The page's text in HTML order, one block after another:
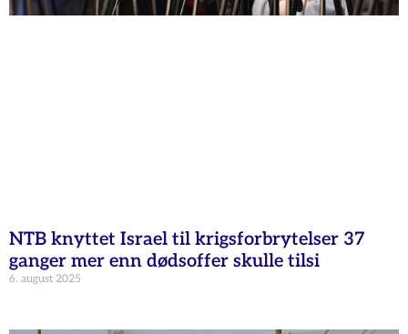
NTB knyttet Israel til krigsforbrytelser 37
ganger mer enn dødsoffer skulle tilsi
6. august 2025